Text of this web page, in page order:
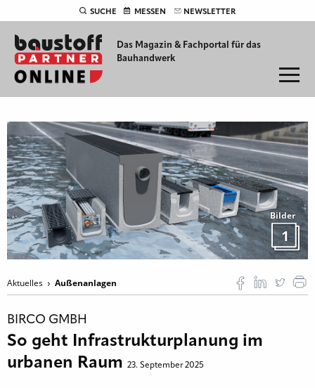
SUCHE MESSEN NEWSLETTER
Das Magazin & Fachportal für das
Bauhandwerk
Bilder
1
Aktuelles Außenanlagen
BIRCO GMBH
So geht Infrastrukturplanung im
urbanen Raum 23. September 2025